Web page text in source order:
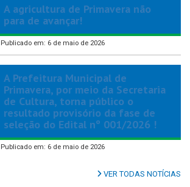
A agricultura de Primavera não
para de avançar!
Publicado em: 6 de maio de 2026
A Prefeitura Municipal de
Primavera, por meio da Secretaria
de Cultura, torna público o
resultado provisório da fase de
seleção do Edital nº 001/2026 !
Publicado em: 6 de maio de 2026
VER TODAS NOTÍCIAS